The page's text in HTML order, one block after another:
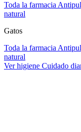
Toda la farmacia
natural
Gatos
Toda la farmacia
natural
Ver higiene Cuidado